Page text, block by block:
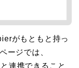
がもともと持っ
ージでは、
と連携できること